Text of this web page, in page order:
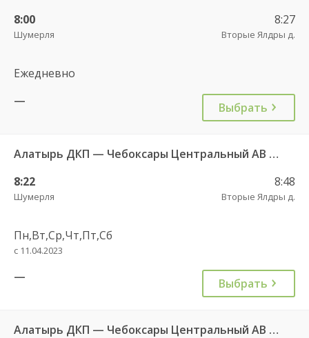
8:00
Шумерля
8:27
Вторые Ялдры д.
Ежедневно
—
Выбрать
Алатырь ДКП — Чебоксары Центральный АВ 535
8:22
Шумерля
8:48
Вторые Ялдры д.
Пн,Вт,Ср,Чт,Пт,Сб
с 11.04.2023
— Выбрать
Алатырь ДКП — Чебоксары Центральный АВ 535